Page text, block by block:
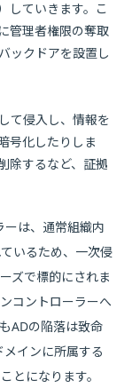
していきます。こ
管理者権限の奪取
ックドアを設置し
て侵入し、情報を
号化したりしま
除するなど、証拠
は、通常組織内
いるため、一次侵
ズで標的にされま
コントローラーへ
ADの陥落は致命
インに所属する
とになります。